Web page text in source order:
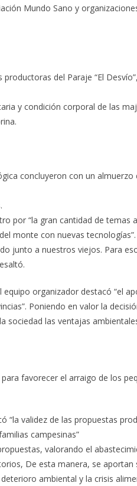
Mundo Sano y
del Paraje “El
y condición corporal de las
concluyeron con un
por “la gran cantidad de temas
monte con nuevas tecnologías”.
junto a nuestros viejos. Para
organizador destacó “el
Poniendo en valor la
sociedad las ventajas
favorecer el arraigo de los
“la validez de las propuestas
campesinas”
valorando el
De esta manera, se aportan
ambiental y la crisis